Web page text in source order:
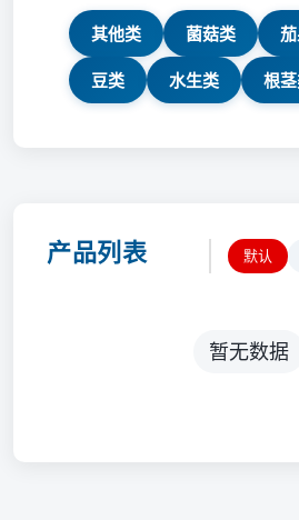
其他类 菌菇类
豆类 水生类 根
产品列表 默认
暂无数据